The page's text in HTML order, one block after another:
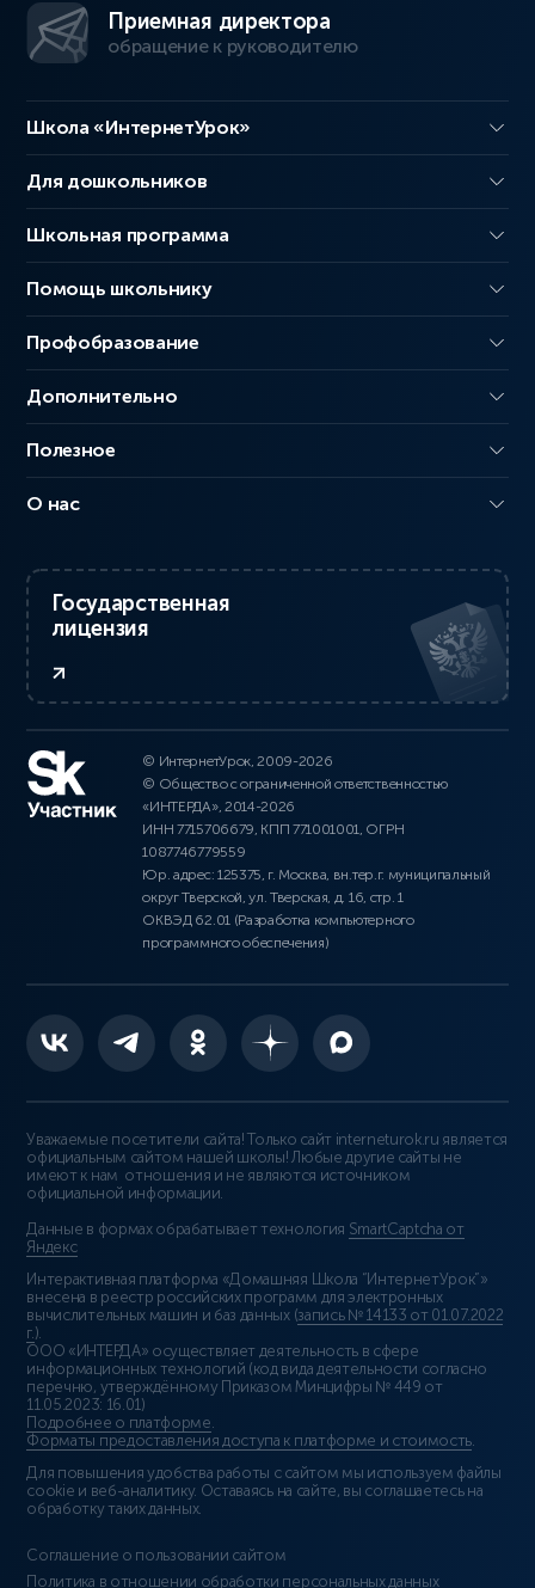
Приемная директора
обращение к руководителю
Школа «ИнтернетУрок»
Для дошкольников
Школьная программа
Помощь школьнику
Профобразование
Дополнительно
Полезное
О нас
Государственная
лицензия
© ИнтернетУрок, 2009-2026
© Общество с ограниченной ответственностью
«ИНТЕРДА», 2014-2026
ИНН 7715706679, КПП 771001001, ОГРН
1087746779559
Юр. адрес: 125375, г. Москва, вн.тер.г. муниципальный
округ Тверской, ул. Тверская, д. 16, стр. 1
ОКВЭД 62.01 (Разработка компьютерного
программного обеспечения)
Уважаемые посетители сайта! Только сайт interneturok.ru является
официальным сайтом нашей школы! Любые другие сайты не
имеют к нам отношения и не являются источником
официальной информации.
Данные в формах обрабатывает технология SmartCaptcha от
Яндекс
Интерактивная платформа «Домашняя Школа “ИнтернетУрок”»
внесена в реестр российских программ для электронных
вычислительных машин и баз данных (запись № 14133 от 01.07.2022
г.).
ООО «ИНТЕРДА» осуществляет деятельность в сфере
информационных технологий (код вида деятельности согласно
перечню, утверждённому Приказом Минцифры № 449 от
11.05.2023: 16.01)
Подробнее о платформе.
Форматы предоставления доступа к платформе и стоимость.
Для повышения удобства работы с сайтом мы используем файлы
cookie и веб-аналитику. Оставаясь на сайте, вы соглашаетесь на
обработку таких данных.
Соглашение о пользовании сайтом
Политика в отношении обработки персональных данных